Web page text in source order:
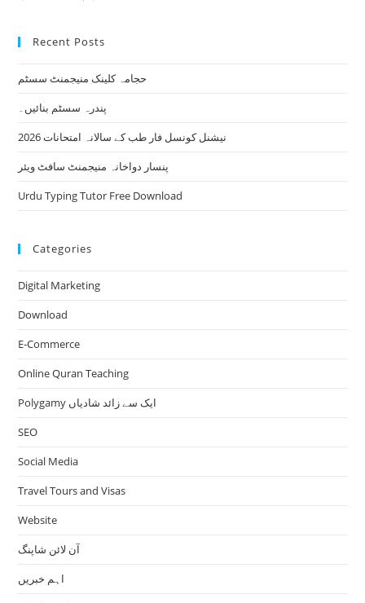
Recent Posts
حجامہ کلینک منیجمنٹ سسٹم
پندرہ سسٹم بنائیں۔
نیشنل کونسل فار طب کے سالانہ امتحانات 2026
پنسار دواخانہ منیجمنٹ سافٹ ویئر
Urdu Typing Tutor Free Download
Categories
Digital Marketing
Download
E-Commerce
Online Quran Teaching
Polygamy ایک سے زائد شادیاں
SEO
Social Media
Travel Tours and Visas
Website
آن لائن شاپنگ
اہم خبریں